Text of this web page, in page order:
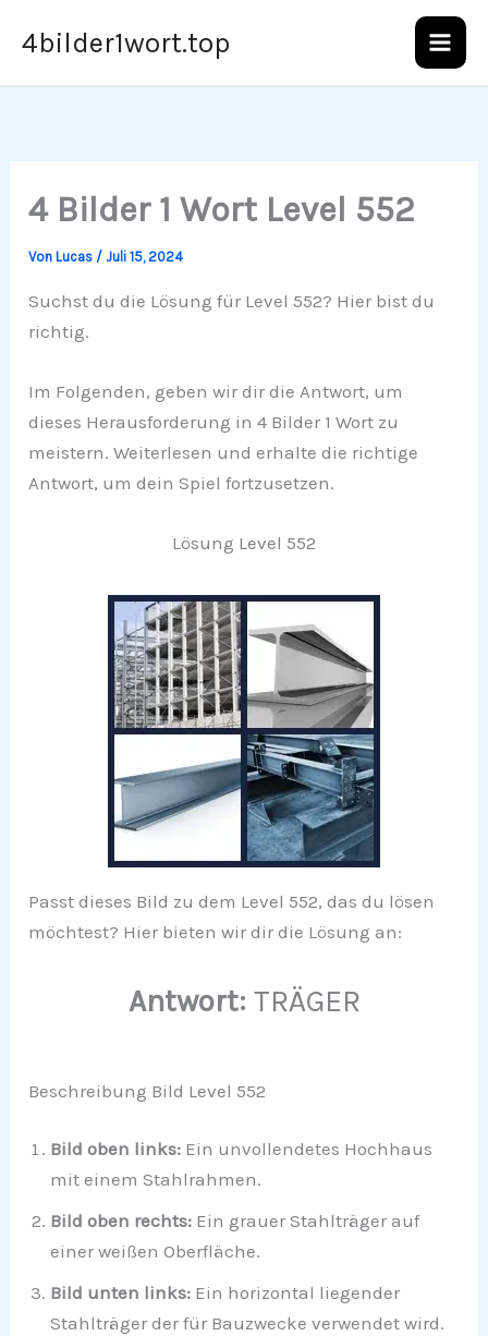
Inhalt
4bilder1wort.top
4 Bilder 1 Wort Level 552
VonLucas /Juli 15, 2024
Suchst du die Lösung für Level 552? Hier bist du
richtig.
Im Folgenden, geben wir dir die Antwort, um
dieses Herausforderung in 4 Bilder 1 Wort zu
meistern. Weiterlesen und erhalte die richtige
Antwort, um dein Spiel fortzusetzen.
Lösung Level 552
Passt dieses Bild zu dem Level 552, das du lösen
möchtest? Hier bieten wir dir die Lösung an:
Antwort: TRÄGER
Beschreibung Bild Level 552
Bild oben links: Ein unvollendetes Hochhaus
mit einem Stahlrahmen.
Bild oben rechts: Ein grauer Stahlträger auf
einer weißen Oberfläche.
Bild unten links: Ein horizontal liegender
Stahlträger der für Bauzwecke verwendet wird.